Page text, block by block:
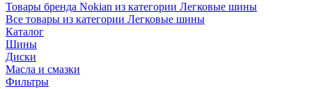
Товары бренда Nokian из категории Легковые шины
Все товары из категории Легковые шины
Каталог
Шины
Диски
Масла и смазки
Фильтры